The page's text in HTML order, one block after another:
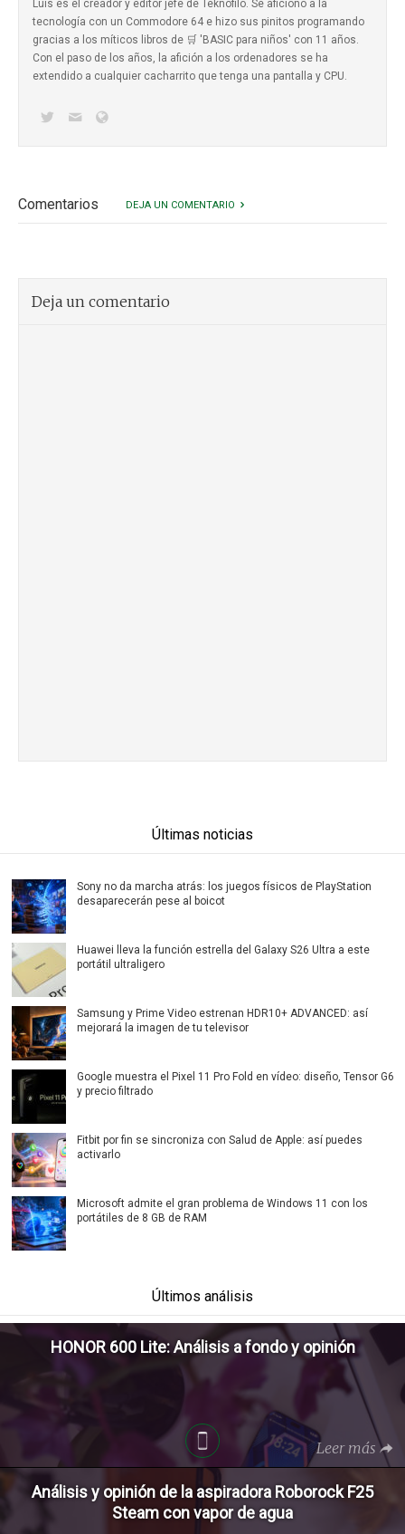
Luis es el creador y editor jefe de Teknófilo. Se aficionó a la
tecnología con un Commodore 64 e hizo sus pinitos programando
gracias a los míticos libros de 🛒 'BASIC para niños' con 11 años.
Con el paso de los años, la afición a los ordenadores se ha
extendido a cualquier cacharrito que tenga una pantalla y CPU.
Comentarios DEJA UN COMENTARIO
Deja un comentario
Últimas noticias
Sony no da marcha atrás: los juegos físicos de PlayStation
desaparecerán pese al boicot
Huawei lleva la función estrella del Galaxy S26 Ultra a este
portátil ultraligero
Samsung y Prime Video estrenan HDR10+ ADVANCED: así
mejorará la imagen de tu televisor
Google muestra el Pixel 11 Pro Fold en vídeo: diseño, Tensor G6
y precio filtrado
Fitbit por fin se sincroniza con Salud de Apple: así puedes
activarlo
Microsoft admite el gran problema de Windows 11 con los
portátiles de 8 GB de RAM
Últimos análisis
HONOR 600 Lite: Análisis a fondo y opinión
Leer más
Análisis y opinión de la aspiradora Roborock F25
Steam con vapor de agua